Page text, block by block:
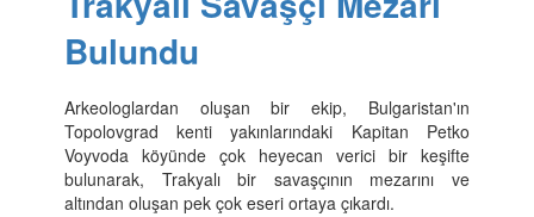
Bulundu
Arkeologlardan oluşan bir ekip, Bulgaristan'ın
Topolovgrad kenti yakınlarındaki Kapitan Petko
Voyvoda köyünde çok heyecan verici bir keşifte
bulunarak, Trakyalı bir savaşçının mezarını ve
altından oluşan pek çok eseri ortaya çıkardı.